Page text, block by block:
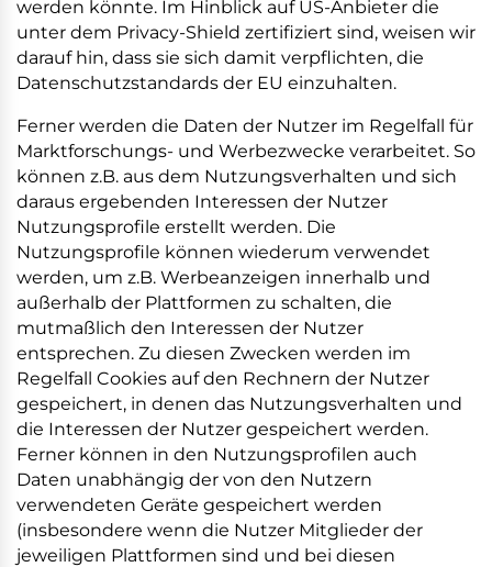
werden könnte. Im Hinblick auf US-Anbieter die
unter dem Privacy-Shield zertifiziert sind, weisen wir
darauf hin, dass sie sich damit verpflichten, die
Datenschutzstandards der EU einzuhalten.
Ferner werden die Daten der Nutzer im Regelfall für
Marktforschungs- und Werbezwecke verarbeitet. So
können z.B. aus dem Nutzungsverhalten und sich
daraus ergebenden Interessen der Nutzer
Nutzungsprofile erstellt werden. Die
Nutzungsprofile können wiederum verwendet
werden, um z.B. Werbeanzeigen innerhalb und
außerhalb der Plattformen zu schalten, die
mutmaßlich den Interessen der Nutzer
entsprechen. Zu diesen Zwecken werden im
Regelfall Cookies auf den Rechnern der Nutzer
gespeichert, in denen das Nutzungsverhalten und
die Interessen der Nutzer gespeichert werden.
Ferner können in den Nutzungsprofilen auch
Daten unabhängig der von den Nutzern
verwendeten Geräte gespeichert werden
(insbesondere wenn die Nutzer Mitglieder der
jeweiligen Plattformen sind und bei diesen